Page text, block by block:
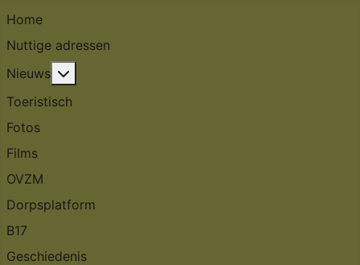
Home
Nuttige adressen
Nieuws
Toeristisch
Fotos
Films
OVZM
Dorpsplatform
B17
Geschiedenis